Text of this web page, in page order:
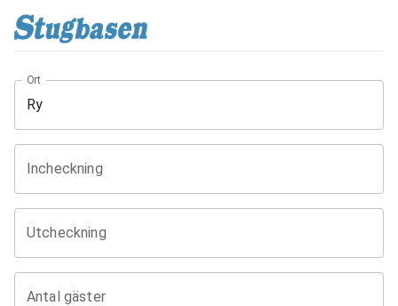
Ort
Incheckning
Utcheckning
Antal gäster